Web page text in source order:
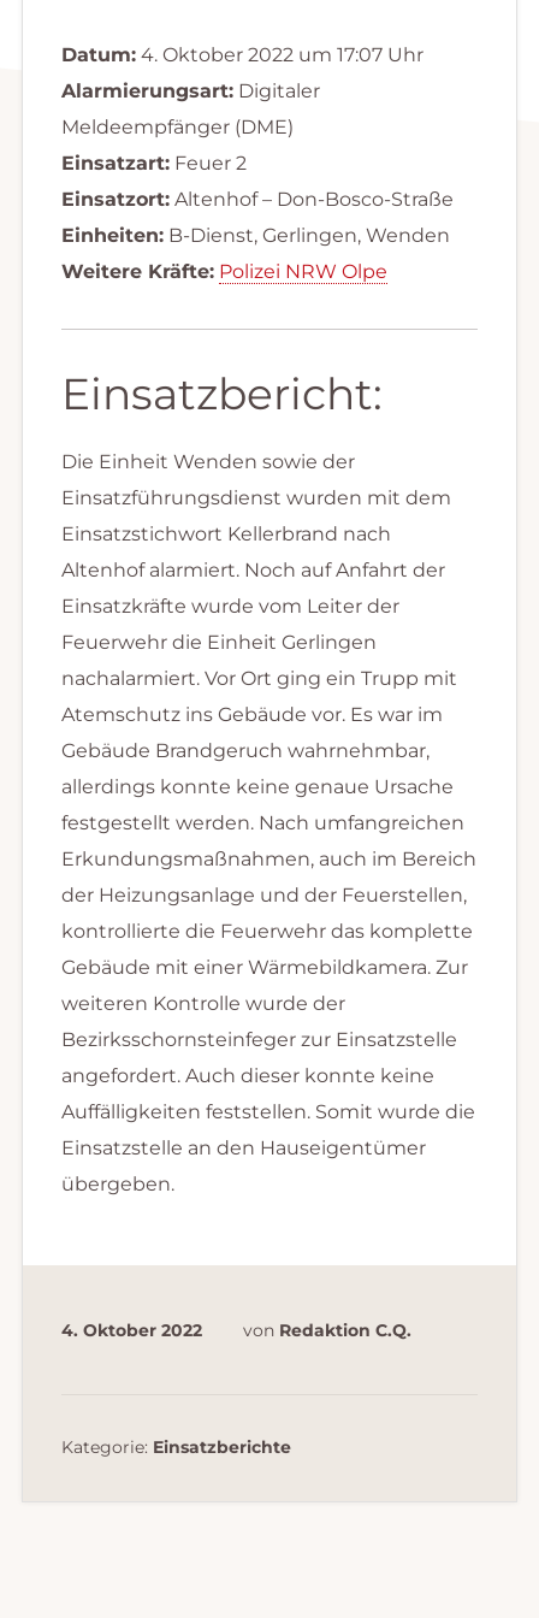
Datum:4. Oktober 2022 um 17:07 Uhr
Alarmierungsart:Digitaler
Meldeempfänger (DME)
Einsatzart:Feuer 2
Einsatzort:Altenhof – Don-Bosco-Straße
Einheiten:B-Dienst, Gerlingen, Wenden
Weitere Kräfte: Polizei NRW Olpe
Einsatzbericht:
Die Einheit Wenden sowie der
Einsatzführungsdienst wurden mit dem
Einsatzstichwort Kellerbrand nach
Altenhof alarmiert. Noch auf Anfahrt der
Einsatzkräfte wurde vom Leiter der
Feuerwehr die Einheit Gerlingen
nachalarmiert. Vor Ort ging ein Trupp mit
Atemschutz ins Gebäude vor. Es war im
Gebäude Brandgeruch wahrnehmbar,
allerdings konnte keine genaue Ursache
festgestellt werden. Nach umfangreichen
Erkundungsmaßnahmen, auch im Bereich
der Heizungsanlage und der Feuerstellen,
kontrollierte die Feuerwehr das komplette
Gebäude mit einer Wärmebildkamera. Zur
weiteren Kontrolle wurde der
Bezirksschornsteinfeger zur Einsatzstelle
angefordert. Auch dieser konnte keine
Auffälligkeiten feststellen. Somit wurde die
Einsatzstelle an den Hauseigentümer
übergeben.
4. Oktober 2022 von Redaktion C.Q.
Kategorie: Einsatzberichte